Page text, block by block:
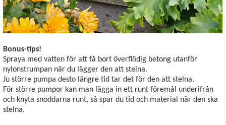
Bonus-tips!
Spraya med vatten för att få bort överflödig betong utanför
nylonstrumpan när du lägger den att stelna.
Ju större pumpa desto längre tid tar det för den att stelna.
För större pumpor kan man lägga in ett runt föremål underifrån
och knyta snoddarna runt, så spar du tid och material när den ska
stelna.